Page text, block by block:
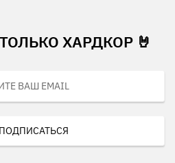
ХАРДКОР 🤘
ПОДПИСАТЬСЯ